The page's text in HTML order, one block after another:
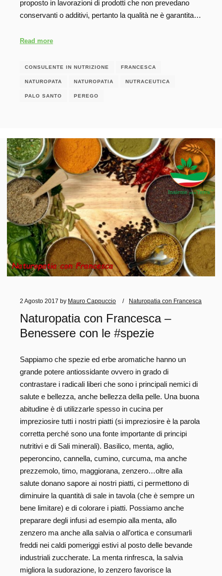
proposto in lavorazioni di prodotti che non prevedano
conservanti o additivi, pertanto la qualità ne è garantita…
Read more
CONSULENTE IN NUTRIZIONE FRANCESCA
NATUROPATA NATUROPATIA NUTRACEUTICA
PALO SANTO PEREGO
2 Agosto 2017 by Mauro Cappuccio Naturopatia con Francesca
Naturopatia con Francesca –
Benessere con le #spezie
Sappiamo che spezie ed erbe aromatiche hanno un
grande potere antiossidante ovvero in grado di
contrastare i radicali liberi che sono i principali nemici di
salute e bellezza, anche bellezza della pelle. Una buona
abitudine è di utilizzarle spesso in cucina per
impreziosire tutti i nostri piatti (si impreziosire è la parola
corretta perché sono una fonte importante di principi
nutritivi e di Sali minerali). Basilico, menta, aglio,
peperoncino, cannella, cumino, curcuma, ma anche
prezzemolo, timo, maggiorana, zenzero…oltre alla
salute donano sapore ai nostri piatti, ci permettono di
diminuire la quantità di sale in tavola (che è sempre un
bene limitare) e di colorare i piatti. Possiamo anche
preparare degli infusi ad esempio alla menta, allo
zenzero ma anche alla salvia o all’ortica e consumarli
freddi nei caldi pomeriggi estivi al posto delle bevande
industriali zuccherate. La menta rinfresca, la salvia
migliora la sudorazione, lo zenzero favorisce la